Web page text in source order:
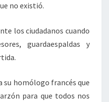
no existió.
los ciudadanos cuando
guardaespaldas y
su homólogo francés que
para que todos nos